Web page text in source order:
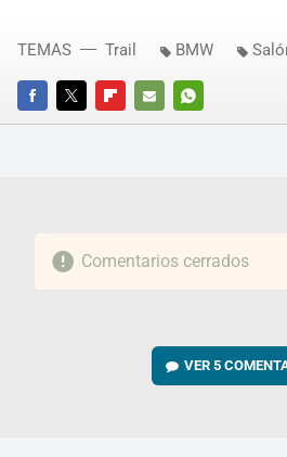
FACEBOOKTWITTERFLIPBOARD
E-
WHATSAPP
TEMAS Trail BMW
Comentarios cerrados
VER5